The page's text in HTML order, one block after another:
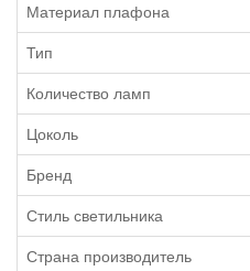
Материал плафона
Тип
Количество ламп
Цоколь
Бренд
Стиль светильника
Страна производитель